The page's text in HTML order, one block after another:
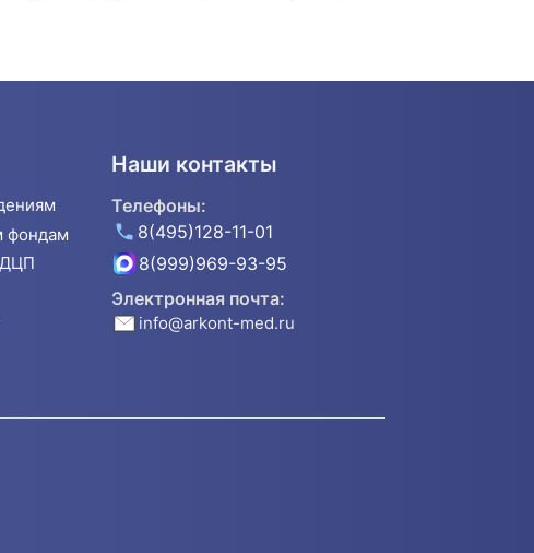
фондам
ДЦП
Наши контакты
Телефоны:
8(495)128-11-01
8(999)969-93-95
Электронная почта:
info@arkont-med.ru